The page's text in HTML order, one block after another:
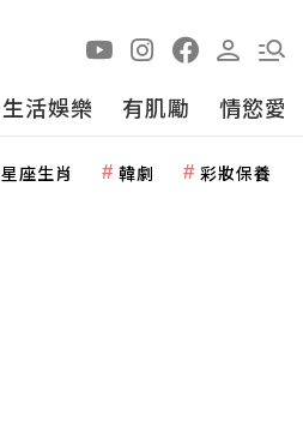
生活娛樂 有肌勵 情慾愛
星座生肖 韓劇 彩妝保養